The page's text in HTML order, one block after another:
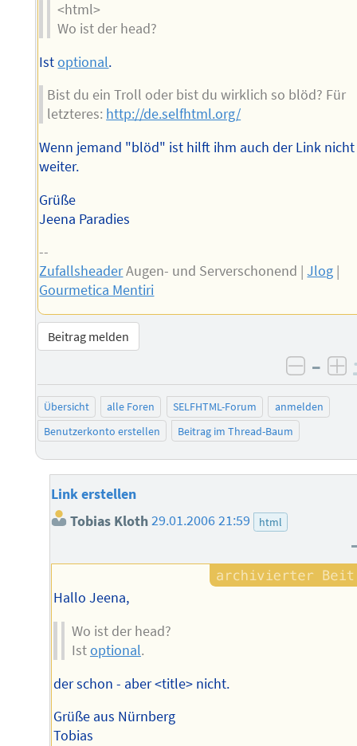
<html>
Wo ist der head?
Istoptional.
Bist du ein Troll oder bist du wirklich so blöd? Für
letzteres: http://de.selfhtml.org/
Wenn jemand "blöd" ist hilft ihm auch der Link nicht
weiter.
Grüße
Jeena Paradies
--
ZufallsheaderAugen- und Serverschonend |Jlog |
Gourmetica Mentiri
Beitrag melden
–
Übersicht alle Foren SELFHTML-Forum
anmelden
Benutzerkonto erstellen
Beitrag im Thread-Baum
Link erstellen
Tobias Kloth29.01.2006 21:59 html
Hallo Jeena,
Wo ist der head?
Istoptional.
der schon - aber <title> nicht.
Grüße aus Nürnberg
Tobias